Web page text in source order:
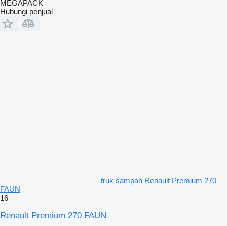
MEGAPACK
Hubungi penjual
truk sampah Renault Premium 270
FAUN
16
Renault Premium 270 FAUN